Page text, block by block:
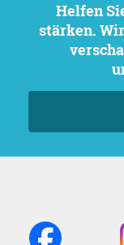
Helfen Sie mit, Bürgerbeteiligung zu
stärken.